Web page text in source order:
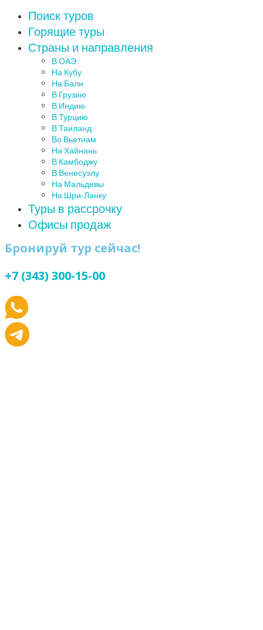
Поиск туров
Горящие туры
Страны и направления
В ОАЭ
На Кубу
На Бали
В Грузию
В Индию
В Турцию
В Таиланд
Во Вьетнам
На Хайнань
В Камбоджу
В Венесуэлу
На Мальдивы
На Шри-Ланку
Туры в рассрочку
Офисы продаж
Бронируй тур сейчас!
+7 (343) 300-15-00